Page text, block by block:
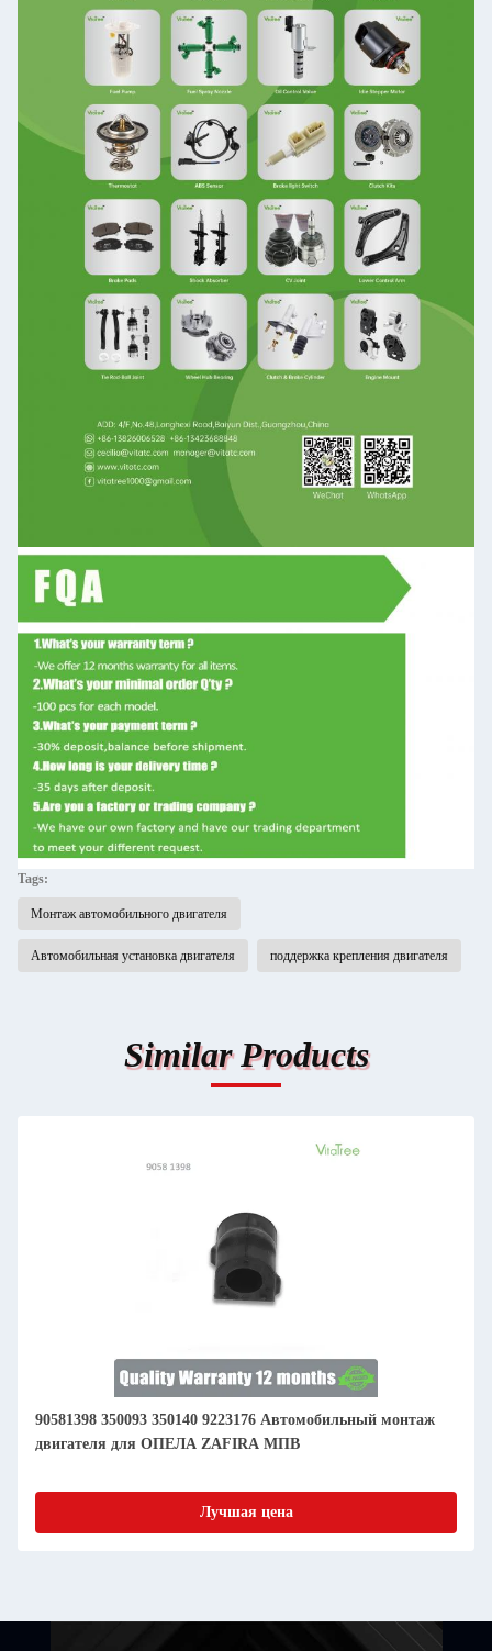
Tags:
Монтаж автомобильного двигателя
Автомобильная установка двигателя поддержка крепления двигателя
Similar Products
90581398 350093 350140 9223176 Автомобильный монтаж
двигателя для ОПЕЛА ZAFIRA МПВ
Лучшая цена